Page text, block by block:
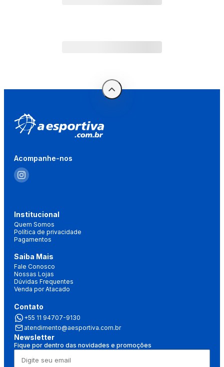
Acompanhe-nos
Institucional
Quem Somos
Política de privacidade
Pagamentos
Saiba Mais
Fale Conosco
Nossas Lojas
Dúvidas Frequentes
Venda por Atacado
Contato
+55 11 94707-9130
atendimento@aesportiva.com.br
Newsletter
Fique por dentro das novidades e promoções